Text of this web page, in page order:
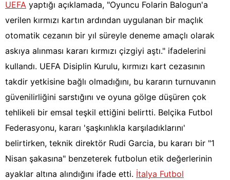
UEFA yaptığı açıklamada, "Oyuncu Folarin Balogun'a
verilen kırmızı kartın ardından uygulanan bir maçlık
otomatik cezanın bir yıl süreyle deneme amaçlı olarak
askıya alınması kararı kırmızı çizgiyi aştı." ifadelerini
kullandı. UEFA Disiplin Kurulu, kırmızı kart cezasının
takdir yetkisine bağlı olmadığını, bu kararın turnuvanın
güvenilirliğini sarstığını ve oyuna gölge düşüren çok
tehlikeli bir emsal teşkil ettiğini belirtti. Belçika Futbol
Federasyonu, kararı 'şaşkınlıkla karşıladıklarını'
belirtirken, teknik direktör Rudi Garcia, bu kararı bir "1
Nisan şakasına" benzeterek futbolun etik değerlerinin
ayaklar altına alındığını ifade etti. İtalya Futbol